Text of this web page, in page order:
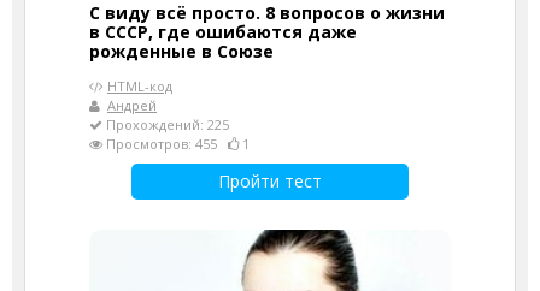
С виду всё просто. 8 вопросов о жизни
в СССР, где ошибаются даже
рожденные в Союзе
HTML-код
Андрей
Прохождений: 225
Просмотров: 455
1
Пройти тест